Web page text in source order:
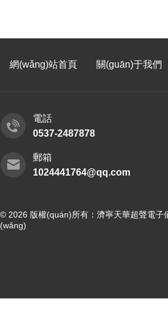
網(wǎng)站首頁 關(guān)于我們
電話
0537-2487878
郵箱
1024441764@qq.com
© 2026 版權(quán)所有：濟寧天華超聲電子
(wǎng)